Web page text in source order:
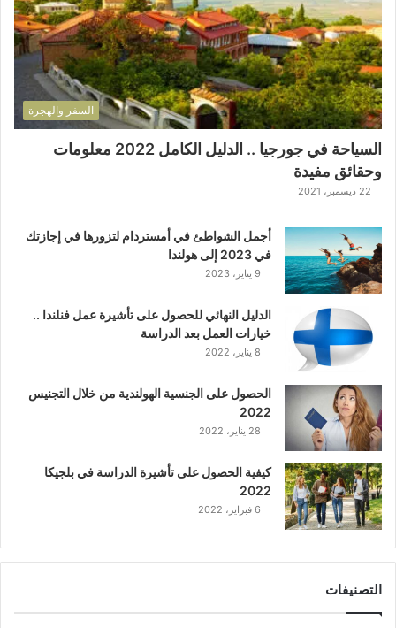
السفر والهجرة
السياحة في جورجيا .. الدليل الكامل 2022 معلومات
وحقائق مفيدة
22 ديسمبر، 2021
أجمل الشواطئ في أمستردام لتزورها في إجازتك
في 2023 إلى هولندا
9 يناير، 2023
الدليل النهائي للحصول على تأشيرة عمل فنلندا ..
خيارات العمل بعد الدراسة
8 يناير، 2022
الحصول على الجنسية الهولندية من خلال التجنيس
2022
28 يناير، 2022
كيفية الحصول على تأشيرة الدراسة في بلجيكا
2022
6 فبراير، 2022
التصنيفات